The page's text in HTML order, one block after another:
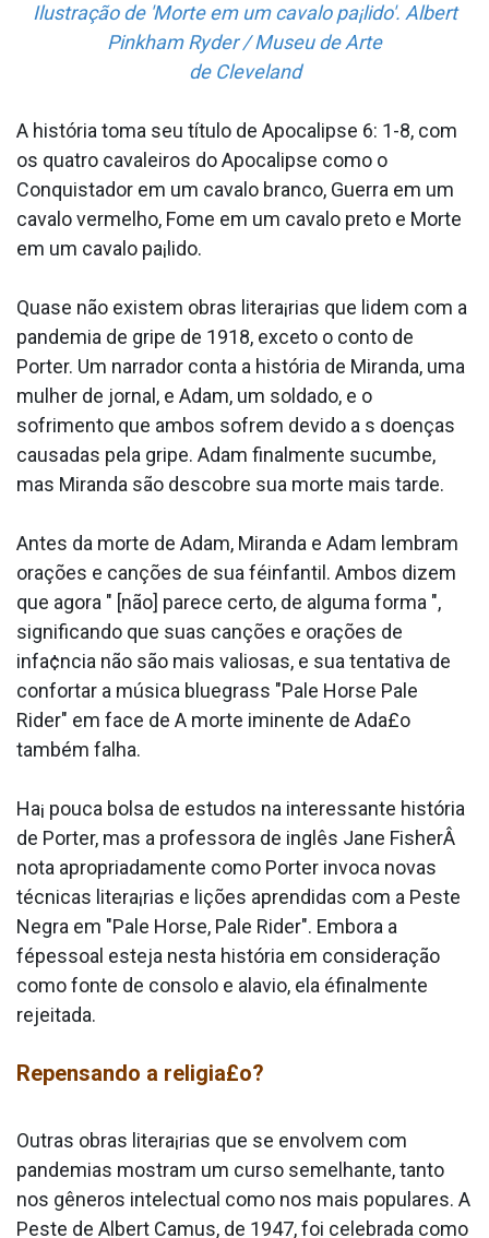
Ilustração de 'Morte em um cavalo pa¡lido'. Albert
Pinkham Ryder / Museu de Arte
de Cleveland
A história toma seu tí­tulo de Apocalipse 6: 1-8, com
os quatro cavaleiros do Apocalipse como o
Conquistador em um cavalo branco, Guerra em um
cavalo vermelho, Fome em um cavalo preto e Morte
em um cavalo pa¡lido.
Quase não existem obras litera¡rias que lidem com a
pandemia de gripe de 1918, exceto o conto de
Porter. Um narrador conta a história de Miranda, uma
mulher de jornal, e Adam, um soldado, e o
sofrimento que ambos sofrem devido a s doenças
causadas pela gripe. Adam finalmente sucumbe,
mas Miranda são descobre sua morte mais tarde.
Antes da morte de Adam, Miranda e Adam lembram
orações e canções de sua féinfantil. Ambos dizem
que agora " [não] parece certo, de alguma forma ",
significando que suas canções e orações de
infa¢ncia não são mais valiosas, e sua tentativa de
confortar a música bluegrass "Pale Horse Pale
Rider" em face de A morte iminente de Ada£o
também falha.
Ha¡ pouca bolsa de estudos na interessante história
de Porter, mas a professora de inglês Jane FisherÂ
nota apropriadamente como Porter invoca novas
técnicas litera¡rias e lições aprendidas com a Peste
Negra em "Pale Horse, Pale Rider". Embora a
fépessoal esteja nesta história em consideração
como fonte de consolo e ala­vio, ela éfinalmente
rejeitada.
Repensando a religia£o?
Outras obras litera¡rias que se envolvem com
pandemias mostram um curso semelhante, tanto
nos gêneros intelectual como nos mais populares. A
Peste de Albert Camus, de 1947, foi celebrada como